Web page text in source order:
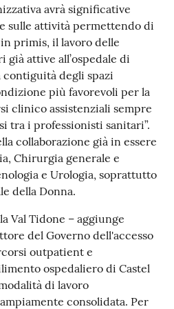
avrà significative
sulle attività permettendo di
primis, il lavoro delle
attive all’ospedale di
contiguità degli spazi
più favorevoli per la
clinico assistenziali sempre
tra i professionisti sanitari”.
collaborazione già in essere
Chirurgia generale e
e Urologia, soprattutto
della Donna.
Val Tidone – aggiunge
del Governo dell'accesso
outpatient e
ospedaliero di Castel
di lavoro
consolidata. Per